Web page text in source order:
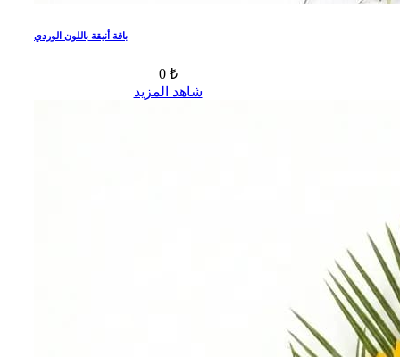
باقة أنيقة باللون الوردي
0 ₺
شاهد المزيد